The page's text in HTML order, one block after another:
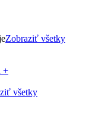
Zobraziť všetky
všetky